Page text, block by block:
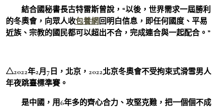
結合國秘書長古特雷斯曾說，“以後，世界需求一屆勝利
的冬奧會，向眾人收包養網 回明白信息，即任何國度、平易
近族、宗教的國民都可以超出不合，完成連合與一起配合。”
△2022年2月7日，北京，2022北京冬奧會不受拘束式滑雪男人
年夜跳臺標準賽。
是中國，用6年多的齊心合力、攻堅克難，把一個個不成